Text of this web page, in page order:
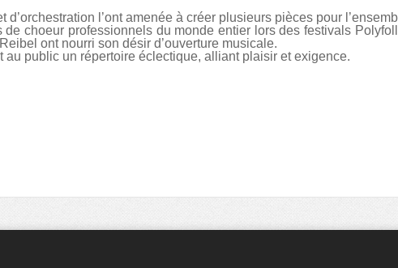
d’orchestration l’ont amenée à créer plusieurs pièces pour
choeur professionnels du monde entier lors des festivals
ont nourri son désir d’ouverture musicale.
au public un répertoire éclectique, alliant plaisir et exigence.